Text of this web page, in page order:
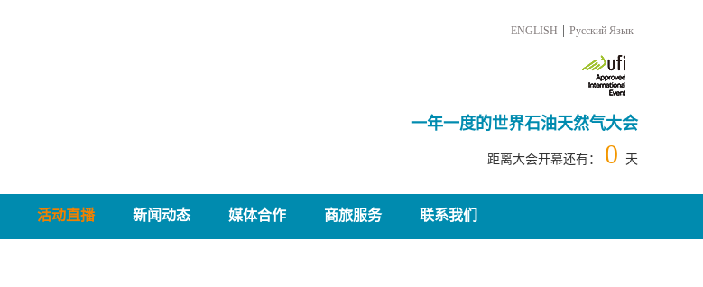
ENGLISH Русский Язык
一年一度的世界石油天然气大会
距离大会开幕还有： 0 天
活动直播 新闻动态 媒体合作 商旅服务 联系我们